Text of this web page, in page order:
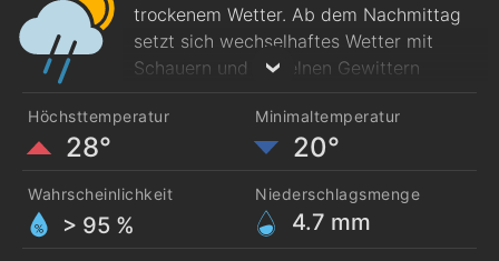
trockenem Wetter. Ab dem Nachmittag
setzt sich wechselhaftes Wetter mit
Schauern und einzelnen Gewittern
rund 22 Grad. Im Tagesverlauf erwärmt
sich die Luft auf rund 28 Grad. Es weht
Höchsttemperatur
28°
Minimaltemperatur
20°
Wahrscheinlichkeit
> 95 %
Niederschlagsmenge
4.7 mm